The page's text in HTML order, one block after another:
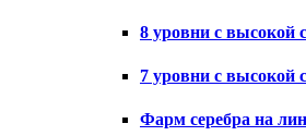
8 уровни с высокой
7 уровни с высокой
Фарм серебра на